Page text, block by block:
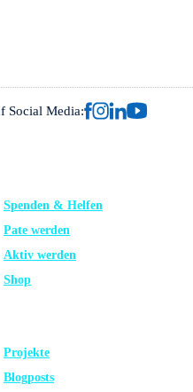
Social Media:
Spenden & Helfen
Pate werden
Aktiv werden
Shop
Projekte
Blogposts